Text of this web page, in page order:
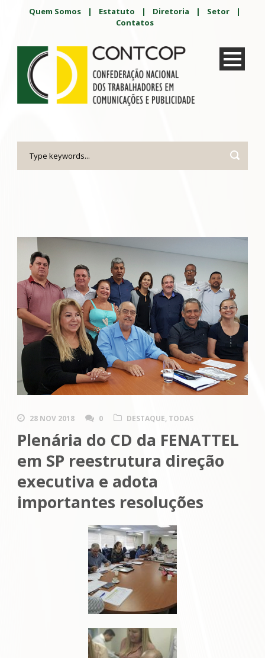
Quem Somos | Estatuto | Diretoria | Setor
|
Contatos
28 NOV 2018 0 DESTAQUE, TODAS
Plenária do CD da FENATTEL
em SP reestrutura direção
executiva e adota
importantes resoluções